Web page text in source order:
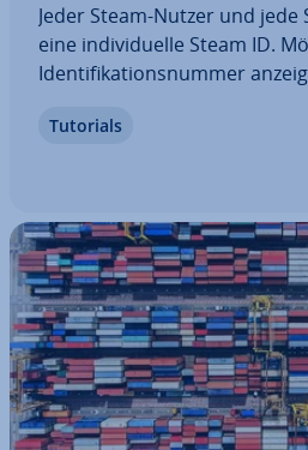
Jeder Steam-Nutzer und
eine in­di­vi­du­el­le Steam ID.
Iden­ti­fi­ka­ti­ons­num­mer
wie Sie Ihre Steam ID
Tutorials